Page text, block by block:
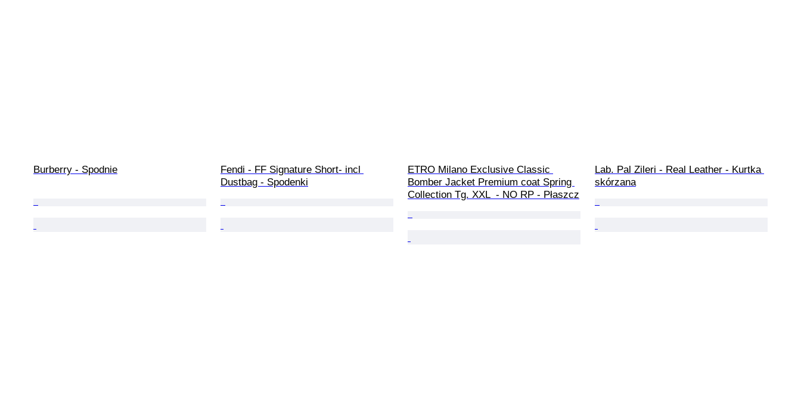
Burberry - Spodnie
Fendi - FF Signature Short- incl
Dustbag - Spodenki
ETRO Milano Exclusive Classic
Bomber Jacket Premium coat Spring
Collection Tg. XXL  - NO RP - Płaszcz
Lab. Pal Zileri - Real Leather - Kurtka
skórzana